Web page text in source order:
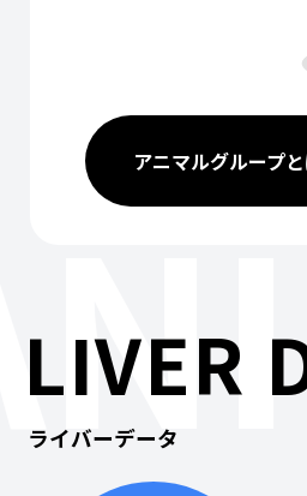
アニマルグループと
LIVER
ライバーデータ